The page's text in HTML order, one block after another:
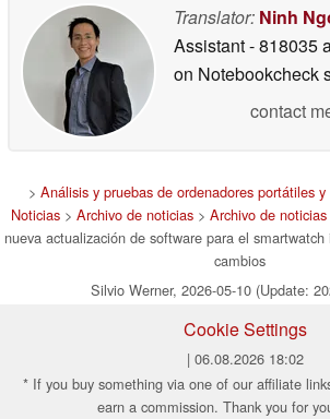
Translator: Ninh
Assistant- 818035
on Notebookcheck
contact
> Análisis y pruebas de ordenadores portátiles
Noticias > Archivo de noticias > Archivo de
nueva actualización de software para el
cambios
Silvio Werner, 2026-05-10 (Update:
Cookie Settings
| 06.08.2026 18:02
* If you buy something via one of our affiliate
earn a commission. Thank you for